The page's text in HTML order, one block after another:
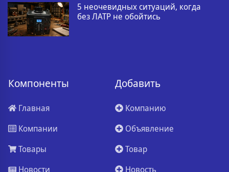
5 неочевидных ситуаций, когда
без ЛАТР не обойтись
Компоненты
Главная
Компании
Товары
Новости
Добавить
Компанию
Объявление
Товар
Новость